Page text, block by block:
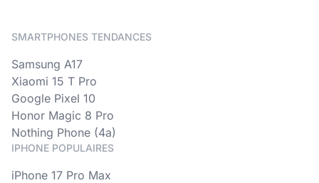
SMARTPHONES TENDANCES
Samsung A17
Xiaomi 15 T Pro
Google Pixel 10
Honor Magic 8 Pro
Nothing Phone (4a)
IPHONE POPULAIRES
iPhone 17 Pro Max